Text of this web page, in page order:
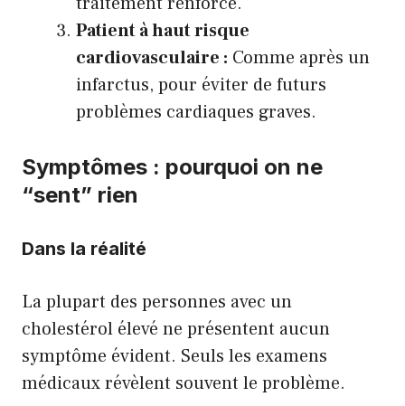
Patient à haut risque
cardiovasculaire : Comme après un
infarctus, pour éviter de futurs
problèmes cardiaques graves.
Symptômes : pourquoi on ne
“sent” rien
Dans la réalité
La plupart des personnes avec un
cholestérol élevé ne présentent aucun
symptôme évident. Seuls les examens
médicaux révèlent souvent le problème.